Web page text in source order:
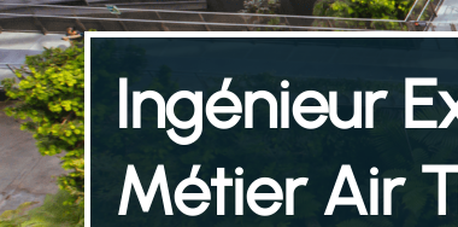
Ingénieur
Métier Air